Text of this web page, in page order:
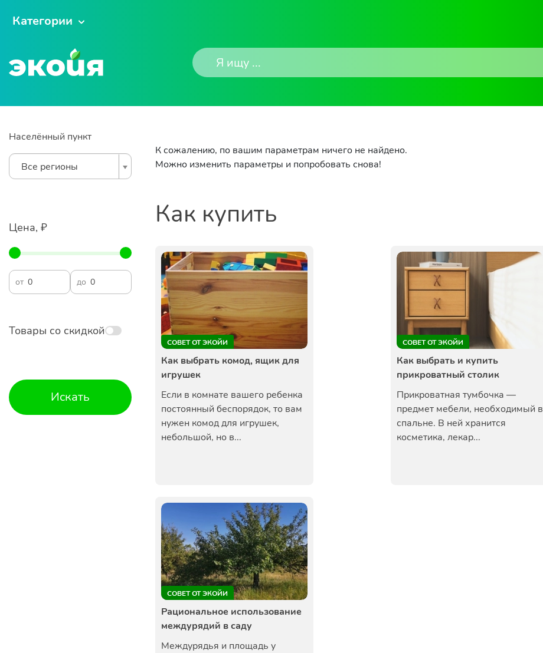
Категории
Населённый пункт
Все регионы
Цена, ₽
от до
Товары со скидкой
Искать
К сожалению, по вашим параметрам ничего не найдено.
Можно изменить параметры и попробовать снова!
Как купить
СОВЕТ ОТ ЭКОЙИ
Как выбрать комод, ящик для
игрушек
Если в комнате вашего ребенка
постоянный беспорядок, то вам
нужен комод для игрушек,
небольшой, но в...
СОВЕТ ОТ ЭКОЙИ
Как выбрать и купить
прикроватный столик
Прикроватная тумбочка —
предмет мебели, необходимый в
спальне. В ней хранится
косметика, лекар...
СОВЕТ ОТ ЭКОЙИ
Рациональное использование
междурядий в саду
Междурядья и площадь у